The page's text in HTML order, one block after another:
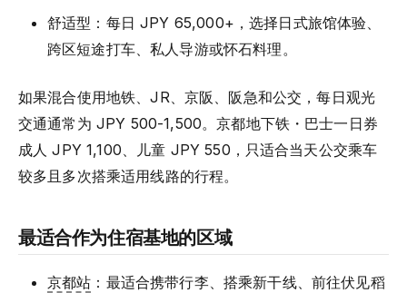
舒适型：每日 JPY 65,000+，选择日式旅馆体验、
跨区短途打车、私人导游或怀石料理。
如果混合使用地铁、JR、京阪、阪急和公交，每日观光
交通通常为 JPY 500-1,500。京都地下铁・巴士一日券
成人 JPY 1,100、儿童 JPY 550，只适合当天公交乘车
较多且多次搭乘适用线路的行程。
最适合作为住宿基地的区域
京都站 ：最适合携带行李、搭乘新干线、前往伏见稻